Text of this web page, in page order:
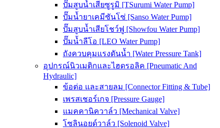
ปั๊มสูบน้ำเสียซูรูมิ [TSurumi Water Pump]
ปั๊มน้ำยาเคมีซันโซ่ [Sanso Water Pump]
ปั๊มสูบน้ำเสียโชว์ฟู [Showfou Water Pump]
ปั๊มน้ำลีโอ [LEO Water Pump]
ถังควบคุมแรงดันน้ำ [Water Pressure Tank]
อุปกรณ์นิวเมติกและไฮดรอลิค [Pneumatic And
Hydraulic]
ข้อต่อ และสายลม [Connector Fitting & Tube]
เพรสเชอร์เกจ [Pressure Gauge]
แมคคานิควาล์ว [Mechanical Valve]
โซลินอยด์วาล์ว [Solenoid Valve]